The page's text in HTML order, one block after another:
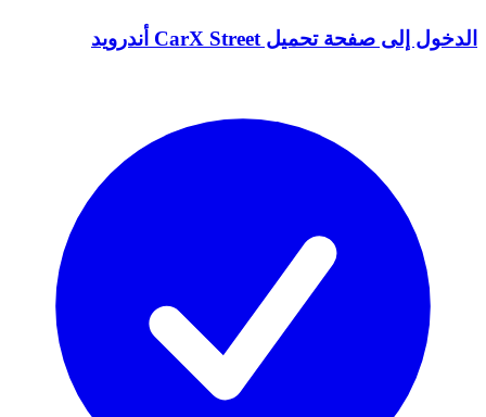
الدخول إلى صفحة تحميل CarX Street أندرويد